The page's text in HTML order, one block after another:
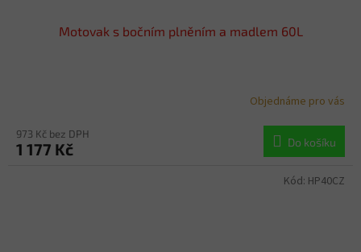
Motovak s bočním plněním a madlem 60L
Objednáme pro vás
973 Kč bez DPH
1 177 Kč Do košíku
Kód: HP40CZ